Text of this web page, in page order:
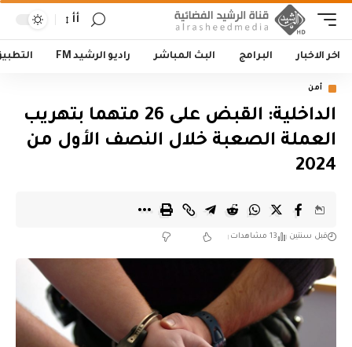
أأ
اخر الاخبار البرامج البث المباشر راديو الرشيد FM
أمن
الداخلية: القبض على 26 متهما بتهريب
العملة الصعبة خلال النصف الأول من
2024
قبل سنتين 13 مشاهدات